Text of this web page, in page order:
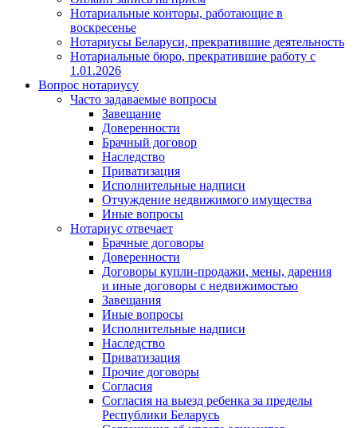
Нотариальные конторы, работающие в
воскресенье
Нотариусы Беларуси, прекратившие деятельность
Нотариальные бюро, прекратившие работу с
1.01.2026
Вопрос нотариусу
Часто задаваемые вопросы
Завещание
Доверенности
Брачный договор
Наследство
Приватизация
Исполнительные надписи
Отчуждение недвижимого имущества
Иные вопросы
Нотариус отвечает
Брачные договоры
Доверенности
Договоры купли-продажи, мены, дарения
и иные договоры с недвижимостью
Завещания
Иные вопросы
Исполнительные надписи
Наследство
Приватизация
Прочие договоры
Согласия
Согласия на выезд ребенка за пределы
Республики Беларусь